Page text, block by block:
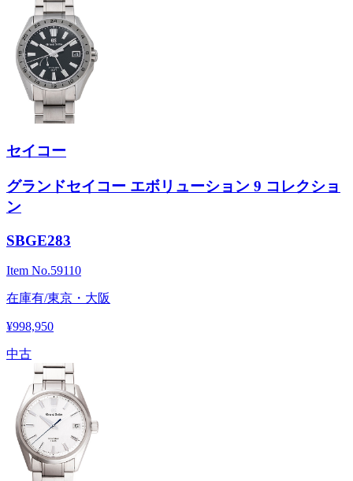
セイコー
グランドセイコー エボリューション 9 コレクショ
ン
SBGE283
Item No.59110
在庫有/東京・大阪
¥998,950
中古